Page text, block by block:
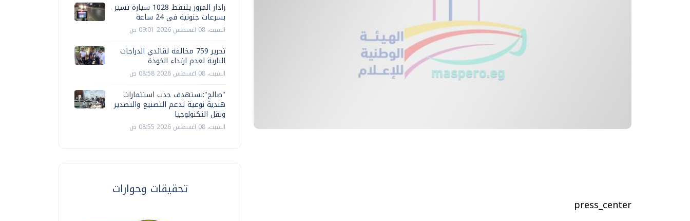
press_center
رادار المرور يلتقط 1028 سيارة تسير
بسرعات جنونية فى 24 ساعة
السبت، 08 اغسطس 2026 09:01 ص
تحرير 759 مخالفة لقائدي الدراجات
النارية لعدم ارتداء الخوذة
السبت، 08 اغسطس 2026 08:58 ص
"صالح":نستهدف جذب استثمارات
هندية نوعية تدعم التصنيع والتصدير
ونقل التكنولوجيا
السبت، 08 اغسطس 2026 08:55 ص
تحقيقات وحوارات